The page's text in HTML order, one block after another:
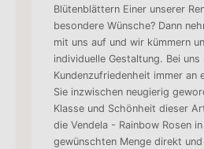
Blütenblättern Einer unserer
besondere Wünsche? Dann
mit uns auf und wir kümmern
individuelle Gestaltung. Bei
Kundenzufriedenheit immer an
Sie inzwischen neugierig
Klasse und Schönheit dieser
die Vendela - Rainbow Rosen
gewünschten Menge direkt